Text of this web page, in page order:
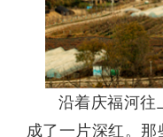
沿着庆福河往
成了一片深红。那